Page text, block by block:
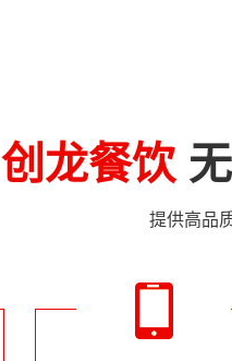
创龙餐饮
提供高品